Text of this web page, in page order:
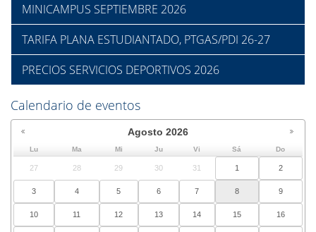
MINICAMPUS SEPTIEMBRE 2026
TARIFA PLANA ESTUDIANTADO, PTGAS/PDI 26-27
PRECIOS SERVICIOS DEPORTIVOS 2026
Calendario de eventos
Agosto 2026
Lu Ma Mi Ju Vi Sá Do
27 28 29 30 31 1 2
3 4 5 6 7 8 9
10 11 12 13 14 15 16